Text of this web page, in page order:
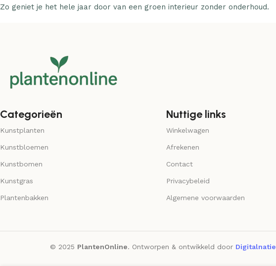
Zo geniet je het hele jaar door van een groen interieur zonder onderhoud.
Categorieën
Kunstplanten
Kunstbloemen
Kunstbomen
Kunstgras
Plantenbakken
Nuttige links
Winkelwagen
Afrekenen
Contact
Privacybeleid
Algemene voorwaarden
© 2025 PlantenOnline. Ontworpen & ontwikkeld door Digitalnatie